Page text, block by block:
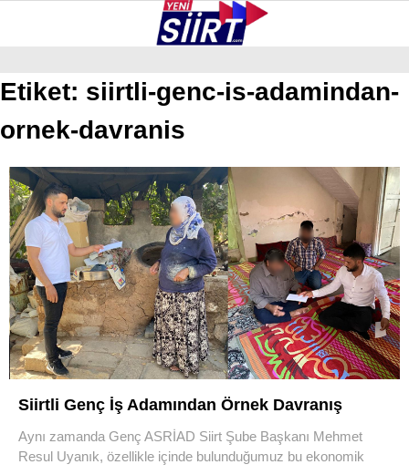
GALERİ VİDEO
ERUH
BAYKAN
PERVARI
ŞIRVAN
TILLO
GÜNDEM
NÖBETÇI ECZANELER
Etiket: siirtli-genc-is-adamindan-
ornek-davranis
Siirtli Genç İş Adamından Örnek Davranış
Aynı zamanda Genç ASRİAD Siirt Şube Başkanı Mehmet
Resul Uyanık, özellikle içinde bulunduğumuz bu ekonomik